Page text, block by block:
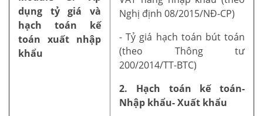
dụng tỷ giá và
hạch toán kế
toán xuất nhập
khẩu
Nghị định 08/2015/NĐ-CP)
- Tỷ giá hạch toán bút toán
(theo Thông tư
200/2014/TT-BTC)
2. Hạch toán kế toán-
Nhập khẩu- Xuất khẩu